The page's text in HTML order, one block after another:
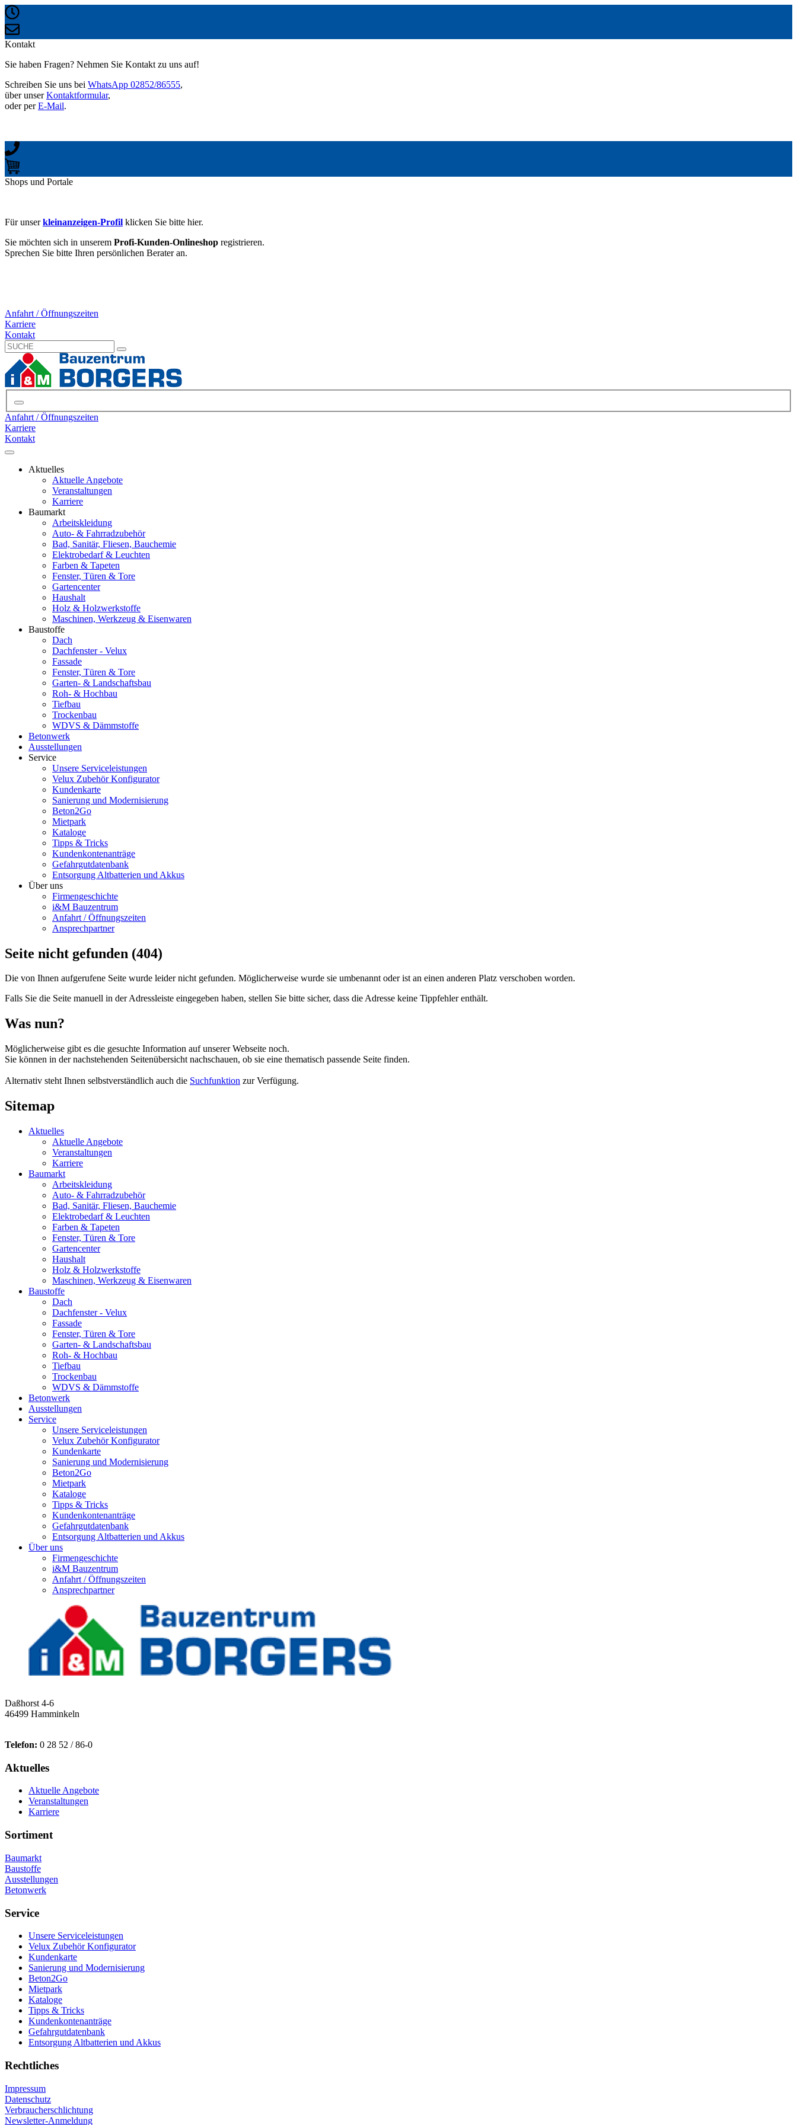
Kontakt
Sie haben Fragen? Nehmen Sie Kontakt zu uns auf!
Schreiben Sie uns bei WhatsApp 02852/86555,
über unserKontaktformular,
oder perE-Mail.
Shops und Portale
Für unserkleinanzeigen-Profil klicken Sie bitte hier.
Sie möchten sich in unserem Profi-Kunden-Onlineshop registrieren.
Sprechen Sie bitte Ihren persönlichen Berater an.
Anfahrt / Öffnungszeiten
Karriere
Kontakt
Anfahrt / Öffnungszeiten
Karriere
Kontakt
Aktuelles
Aktuelle Angebote
Veranstaltungen
Karriere
Baumarkt
Arbeitskleidung
Auto- & Fahrradzubehör
Bad, Sanitär, Fliesen, Bauchemie
Elektrobedarf & Leuchten
Farben & Tapeten
Fenster, Türen & Tore
Gartencenter
Haushalt
Holz & Holzwerkstoffe
Maschinen, Werkzeug & Eisenwaren
Baustoffe
Dach
Dachfenster - Velux
Fassade
Fenster, Türen & Tore
Garten- & Landschaftsbau
Roh- & Hochbau
Tiefbau
Trockenbau
WDVS & Dämmstoffe
Betonwerk
Ausstellungen
Service
Unsere Serviceleistungen
Velux Zubehör Konfigurator
Kundenkarte
Sanierung und Modernisierung
Beton2Go
Mietpark
Kataloge
Tipps & Tricks
Kundenkontenanträge
Gefahrgutdatenbank
Entsorgung Altbatterien und Akkus
Über uns
Firmengeschichte
i&M Bauzentrum
Anfahrt / Öffnungszeiten
Ansprechpartner
Seite nicht gefunden (404)
Die von Ihnen aufgerufene Seite wurde leider nicht gefunden. Möglicherweise wurde sie umbenannt oder ist an einen anderen Platz verschoben worden.
Falls Sie die Seite manuell in der Adressleiste eingegeben haben, stellen Sie bitte sicher, dass die Adresse keine Tippfehler enthält.
Was nun?
Möglicherweise gibt es die gesuchte Information auf unserer Webseite noch.
Sie können in der nachstehenden Seitenübersicht nachschauen, ob sie eine thematisch passende Seite finden.
Alternativ steht Ihnen selbstverständlich auch die Suchfunktion zur Verfügung.
Sitemap
Aktuelles
Aktuelle Angebote
Veranstaltungen
Karriere
Baumarkt
Arbeitskleidung
Auto- & Fahrradzubehör
Bad, Sanitär, Fliesen, Bauchemie
Elektrobedarf & Leuchten
Farben & Tapeten
Fenster, Türen & Tore
Gartencenter
Haushalt
Holz & Holzwerkstoffe
Maschinen, Werkzeug & Eisenwaren
Baustoffe
Dach
Dachfenster - Velux
Fassade
Fenster, Türen & Tore
Garten- & Landschaftsbau
Roh- & Hochbau
Tiefbau
Trockenbau
WDVS & Dämmstoffe
Betonwerk
Ausstellungen
Service
Unsere Serviceleistungen
Velux Zubehör Konfigurator
Kundenkarte
Sanierung und Modernisierung
Beton2Go
Mietpark
Kataloge
Tipps & Tricks
Kundenkontenanträge
Gefahrgutdatenbank
Entsorgung Altbatterien und Akkus
Über uns
Firmengeschichte
i&M Bauzentrum
Anfahrt / Öffnungszeiten
Ansprechpartner
Daßhorst 4-6
46499 Hamminkeln
Telefon: 0 28 52 / 86-0
Aktuelles
Aktuelle Angebote
Veranstaltungen
Karriere
Sortiment
Baumarkt
Baustoffe
Ausstellungen
Betonwerk
Service
Unsere Serviceleistungen
Velux Zubehör Konfigurator
Kundenkarte
Sanierung und Modernisierung
Beton2Go
Mietpark
Kataloge
Tipps & Tricks
Kundenkontenanträge
Gefahrgutdatenbank
Entsorgung Altbatterien und Akkus
Rechtliches
Impressum
Datenschutz
Verbraucherschlichtung
Newsletter-Anmeldung